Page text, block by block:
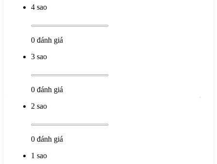
4 sao
0 đánh giá
3 sao
0 đánh giá
2 sao
0 đánh giá
1 sao